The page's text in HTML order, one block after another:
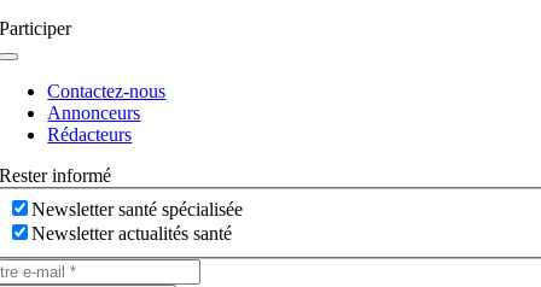
Participer
Navigation
basculeContactez-nous
Annonceurs
Rédacteurs
Rester informé
Newsletter santé spécialisée
Newsletter actualités santé